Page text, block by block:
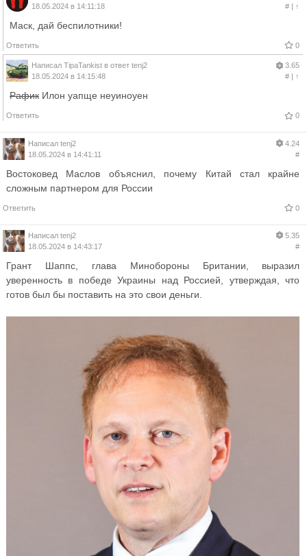
18.05.2024 в 14:11:18
#| ↑
Маск, дай беспилотники!
Ответить 0
Написал TipaTankist в ответ tenj2
18.05.2024 в 14:15:48
3.65
#| ↑
Рафик Илон уапще неуиноуен
Ответить 0
Написал tenj2
18.05.2024 в 14:41:11
4.24
#
Востоковед Маслов объяснил, почему Китай стал крайне
сложным партнером для России
Ответить 0
Написал tenj2
18.05.2024 в 14:43:17
5.35
#
Грант Шаппс, глава Минобороны Британии, выразил
уверенность в победе Украины над Россией, утверждая, что
готов был бы поставить на это свои деньги.